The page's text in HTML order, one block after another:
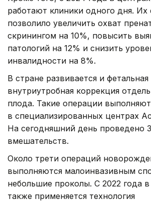
работают клиники одного дня. Их
позволило увеличить охват
скринингом на 10%, повысить
патологий на 12% и снизить
инвалидности на 8%.
В стране развивается и
внутриутробная коррекция
плода. Такие операции
в специализированных центрах
На сегодняшний день проведено
вмешательств.
Около трети операций
выполняются малоинвазивным
небольшие проколы. С 2022 года в
также применяется технология